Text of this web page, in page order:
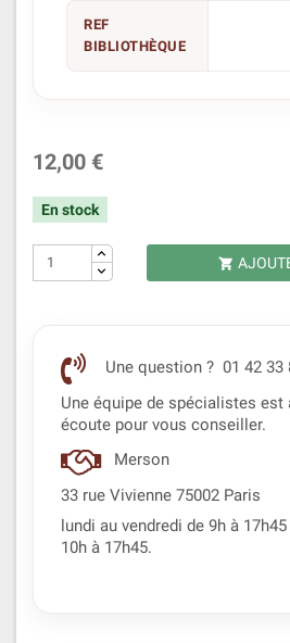
REF
BIBLIOTHÈQUE
12,00 €
En stock

Une question ? 01 42 33
Une équipe de spécialistes est
écoute pour vous conseiller.
Merson
33 rue Vivienne 75002 Paris
lundi au vendredi de 9h à
10h à 17h45.